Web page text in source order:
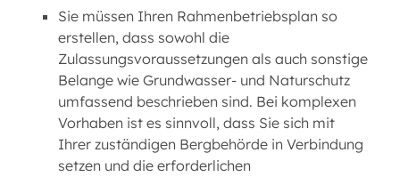
Sie müssen Ihren Rahmenbetriebsplan so
erstellen, dass sowohl die
Zulassungsvoraussetzungen als auch sonstige
Belange wie Grundwasser- und Naturschutz
umfassend beschrieben sind. Bei komplexen
Vorhaben ist es sinnvoll, dass Sie sich mit
Ihrer zuständigen Bergbehörde in Verbindung
setzen und die erforderlichen